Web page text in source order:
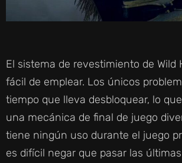
El sistema de revestimiento de Wild
fácil de emplear. Los únicos
tiempo que lleva desbloquear, lo
una mecánica de final de juego
tiene ningún uso durante el juego
es difícil negar que pasar las